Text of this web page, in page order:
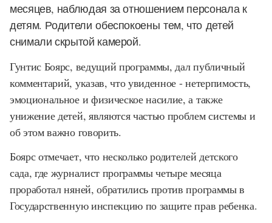
месяцев, наблюдая за отношением персонала к
детям. Родители обеспокоены тем, что детей
снимали скрытой камерой.
Гунтис Боярс, ведущий программы, дал публичный
комментарий, указав, что увиденное - нетерпимость,
эмоциональное и физическое насилие, а также
унижение детей, являются частью проблем системы и
об этом важно говорить.
Боярс отмечает, что несколько родителей детского
сада, где журналист программы четыре месяца
проработал няней, обратились против программы в
Государственную инспекцию по защите прав ребенка.